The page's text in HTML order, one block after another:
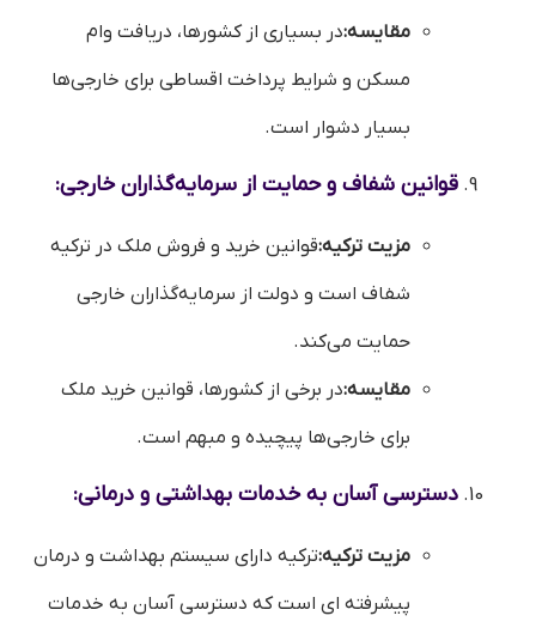
مقایسه:در بسیاری از کشورها، دریافت وام
مسکن و شرایط پرداخت اقساطی برای خارجی‌ها
بسیار دشوار است.
قوانین شفاف و حمایت از سرمایه‌گذاران خارجی:
مزیت ترکیه:قوانین خرید و فروش ملک در ترکیه
شفاف است و دولت از سرمایه‌گذاران خارجی
حمایت می‌کند.
مقایسه:در برخی از کشورها، قوانین خرید ملک
برای خارجی‌ها پیچیده و مبهم است.
دسترسی آسان به خدمات بهداشتی و درمانی:
مزیت ترکیه:ترکیه دارای سیستم بهداشت و درمان
پیشرفته ای است که دسترسی آسان به خدمات